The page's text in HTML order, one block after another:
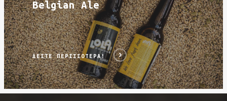
Belgian Ale
ΔΕΊΤΕ ΠΕΡΙΣΣΌΤΕΡΑ!